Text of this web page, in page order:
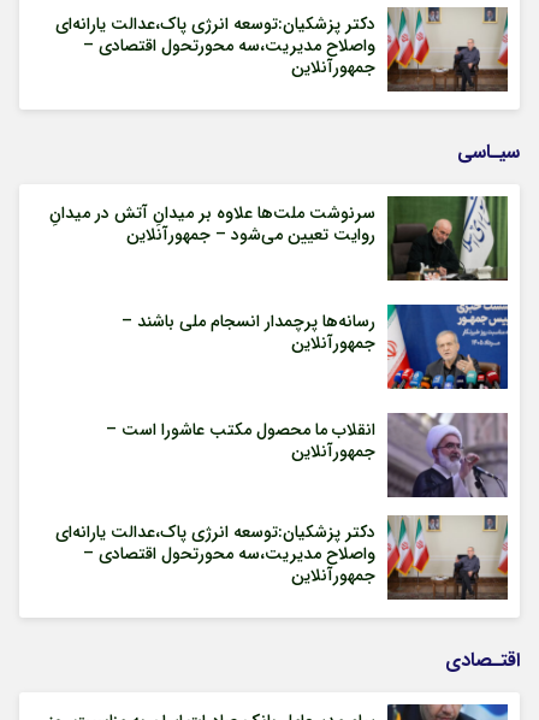
دکتر پزشکیان:توسعه انرژی پاک،عدالت یارانه‌ای
واصلاح مدیریت،سه محورتحول اقتصادی –
جمهورآنلاین
سیـاسی
سرنوشت ملت‌ها علاوه بر میدانِ آتش در میدانِ
روایت تعیین می‌شود – جمهورآنلاین
رسانه‌ها پرچمدار انسجام ملی باشند –
جمهورآنلاین
انقلاب ما محصول مکتب عاشورا است –
جمهورآنلاین
دکتر پزشکیان:توسعه انرژی پاک،عدالت یارانه‌ای
واصلاح مدیریت،سه محورتحول اقتصادی –
جمهورآنلاین
اقتـصادی